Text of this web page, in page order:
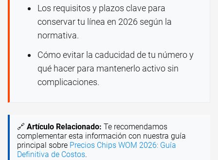
Los requisitos y plazos clave para
conservar tu línea en 2026 según la
normativa.
Cómo evitar la caducidad de tu número y
qué hacer para mantenerlo activo sin
complicaciones.
🔗 Artículo Relacionado: Te recomendamos
complementar esta información con nuestra guía
principal sobre Precios Chips WOM 2026: Guía
Definitiva de Costos.